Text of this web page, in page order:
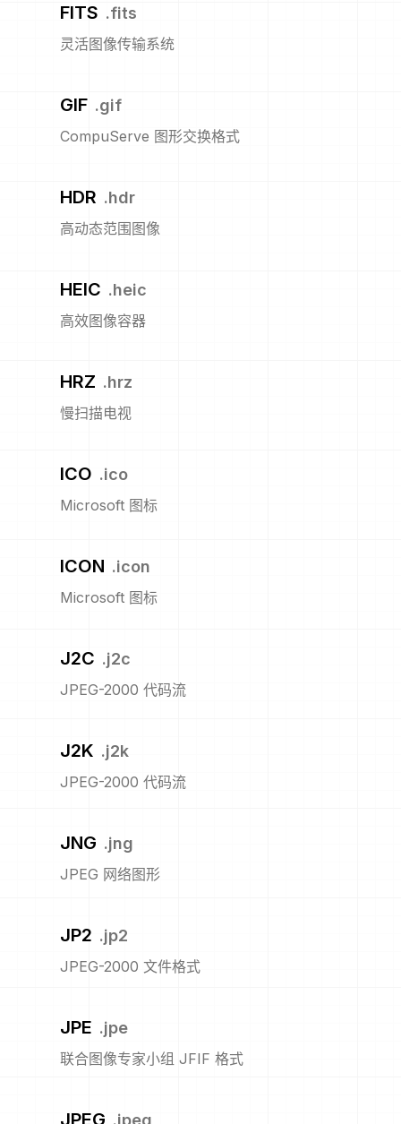
FITS .fits
灵活图像传输系统
GIF .gif
CompuServe 图形交换格式
HDR .hdr
高动态范围图像
HEIC .heic
高效图像容器
HRZ .hrz
慢扫描电视
ICO .ico
Microsoft 图标
ICON .icon
Microsoft 图标
J2C .j2c
JPEG-2000 代码流
J2K .j2k
JPEG-2000 代码流
JNG .jng
JPEG 网络图形
JP2 .jp2
JPEG-2000 文件格式
JPE .jpe
联合图像专家小组 JFIF 格式
.jpeg